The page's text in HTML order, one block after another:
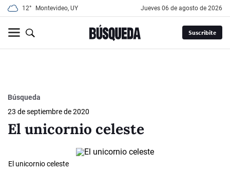
12° Montevideo, UY jueves 06 de agosto de 2026
Suscribite
Búsqueda
23 de septiembre de 2020
El unicornio celeste
El unicornio celeste